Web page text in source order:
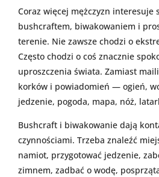
Coraz więcej mężczyzn interesuje
bushcraftem, biwakowaniem i
terenie. Nie zawsze chodzi o
Często chodzi o coś znacznie
uproszczenia świata. Zamiast
korków i powiadomień — ogień,
jedzenie, pogoda, mapa, nóż,
Bushcraft i biwakowanie dają
czynnościami. Trzeba znaleźć
namiot, przygotować jedzenie,
zimnem, zadbać o wodę,